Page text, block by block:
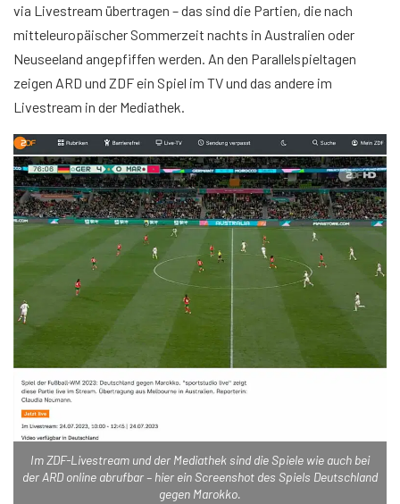
via Livestream übertragen – das sind die Partien, die nach
mitteleuropäischer Sommerzeit nachts in Australien oder
Neuseeland angepfiffen werden. An den Parallelspieltagen
zeigen ARD und ZDF ein Spiel im TV und das andere im
Livestream in der Mediathek.
Im ZDF-Livestream und der Mediathek sind die Spiele wie auch bei
der ARD online abrufbar – hier ein Screenshot des Spiels Deutschland
gegen Marokko.